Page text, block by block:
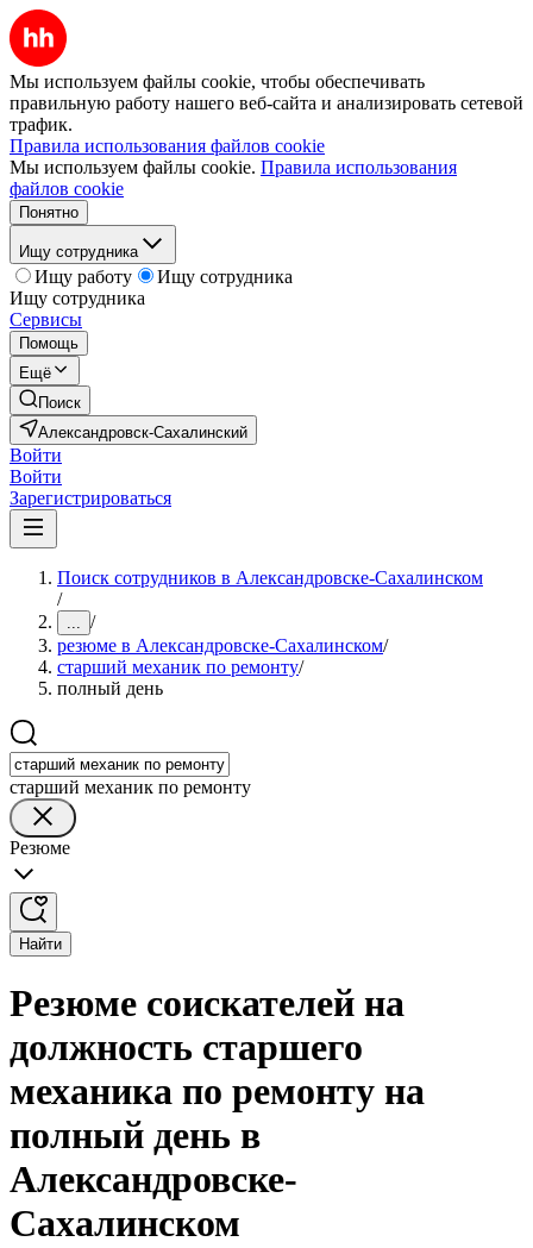
Мы используем файлы cookie, чтобы обеспечивать
правильную работу нашего веб-сайта и анализировать сетевой
трафик.
Правила использования файлов cookie
Мы используем файлы cookie. Правила использования
файлов cookie
Понятно
Ищу сотрудника
Ищу работу
Ищу сотрудника
Ищу сотрудника
Сервисы
Помощь
Ещё
Поиск
Александровск-Сахалинский
Войти
Войти
Зарегистрироваться
Поиск сотрудников в Александровске-Сахалинском
/
... /
резюме в Александровске-Сахалинском/
старший механик по ремонту/
полный день
старший механик по ремонту
Резюме
Найти
Резюме соискателей на
должность старшего
механика по ремонту на
полный день в
Александровске-
Сахалинском